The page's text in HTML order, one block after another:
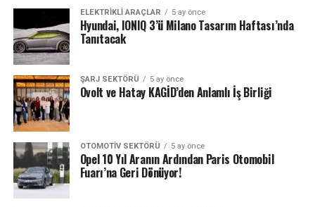
ELEKTRIKLI ARAÇLAR 5 ay önce
Hyundai, IONIQ 3’ü Milano Tasarım Haftası’nda
Tanıtacak
ŞARJ SEKTÖRÜ 5 ay önce
Ovolt ve Hatay KAGİD’den Anlamlı İş Birliği
OTOMOTIV SEKTÖRÜ 5 ay önce
Opel 10 Yıl Aranın Ardından Paris Otomobil
Fuarı’na Geri Dönüyor!